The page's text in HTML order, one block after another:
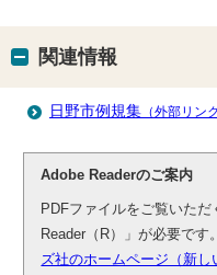
関連情報
日野市例規集 （外部リン
Adobe Readerのご案内
PDFファイルをご覧いただ
Reader（R）」が必要です
ズ社のホームページ（新し